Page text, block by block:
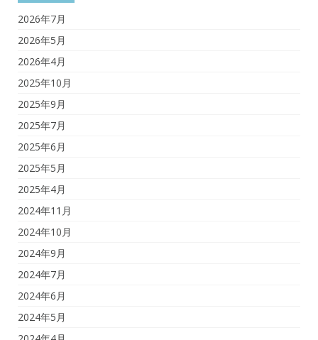
2026年7月
2026年5月
2026年4月
2025年10月
2025年9月
2025年7月
2025年6月
2025年5月
2025年4月
2024年11月
2024年10月
2024年9月
2024年7月
2024年6月
2024年5月